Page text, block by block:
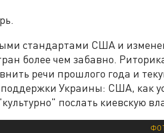
стандартами США и
более чем забавно.
речи прошлого года и
Украины: США, как
послать киевскую